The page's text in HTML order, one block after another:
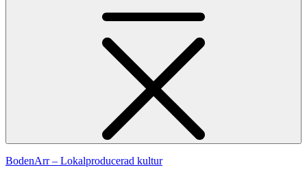
BodenArr – Lokalproducerad kultur